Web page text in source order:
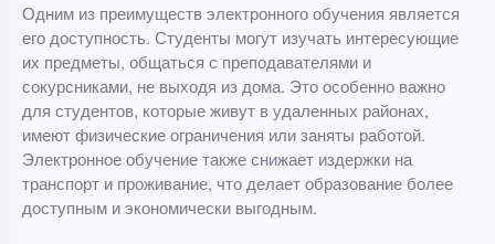
Одним из преимуществ электронного обучения является
его доступность. Студенты могут изучать интересующие
их предметы, общаться с преподавателями и
сокурсниками, не выходя из дома. Это особенно важно
для студентов, которые живут в удаленных районах,
имеют физические ограничения или заняты работой.
Электронное обучение также снижает издержки на
транспорт и проживание, что делает образование более
доступным и экономически выгодным.